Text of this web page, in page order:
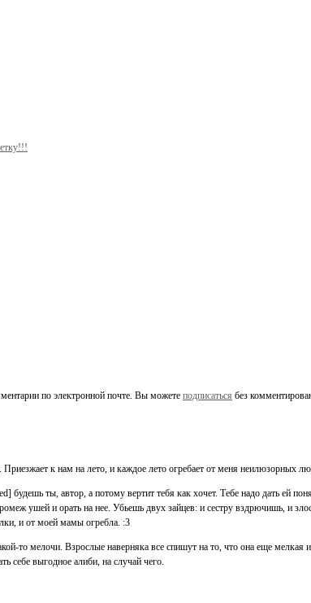
по электронной почте. Вы можете подписаться без
к нам на лето, и каждое лето огребает от меня неилюзорных
будешь ты, автор, а потому вертит тебя как хочет. Тебе надо дать ей
ушей и орать на нее. Убьешь двух зайцев: и сестру вздрючишь, и
и от моей мамы огребла. :3
то мелочи. Взрослые наверняка все спишут на то, что она еще
себе выгодное алиби, на случай чего.